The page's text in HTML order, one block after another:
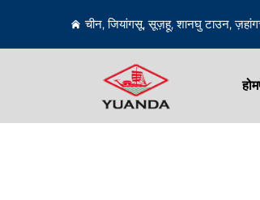
चीन, जियांगसू, सूज़हू, शानघु टाउन,